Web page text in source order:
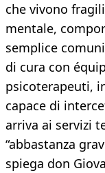
che vivono
mentale,
semplice
di cura con
psicoterapeuti,
capace di
arriva ai servizi
“abbastanza
spiega don